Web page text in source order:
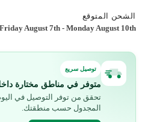
الشحن المتوقع
Friday August 7th -Monday August 10th
توصيل سريع
متوفر في مناطق مختارة
تحقق من توفر التوصيل في
المجدول حسب منطقتك.